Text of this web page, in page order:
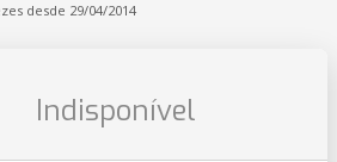
desde 29/04/2014
Indisponível